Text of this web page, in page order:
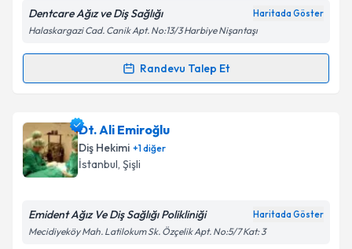
Kişisel verilerimin işlenmesine ilişkin
Metni'ni okudum ve kişisel verilerimin belirtilen
Takvim Talebini Gönder
Dentcare Ağız ve Diş Sağlığı Haritada Göster
Halaskargazi Cad. Canik Apt. No:13/3 Harbiye Nişantaşı
Randevu Talep Et
Randevu Takvimi Talebi
Dt. Suzan Yavaşcaiçin randevu takvimi talebi
oluşturun. Size bu uzmandan randevu almanız için bir
takvim hazırlandığında e-posta ile bilgilendireceğiz.
Dt. Ali Emiroğlu
Diş Hekimi +1diğer
İstanbul, Şişli
Emident Ağız Ve Diş Sağlığı Polikliniği Haritada Göster
Mecidiyeköy Mah. Latilokum Sk. Özçelik Apt. No:5/7 Kat: 3